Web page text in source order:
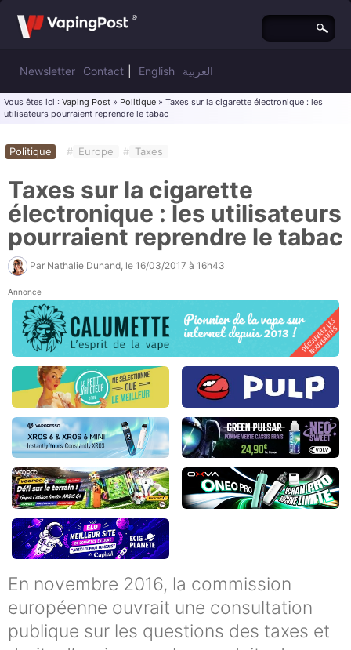
Newsletter Contact English العربية
Vous êtes ici : Vaping Post » Politique » Taxes sur la cigarette électronique : les
utilisateurs pourraient reprendre le tabac
Politique # Europe # Taxes
Taxes sur la cigarette
électronique : les utilisateurs
pourraient reprendre le tabac
Par Nathalie Dunand , le 16/03/2017 à 16h43
Annonce
En novembre 2016, la commission
européenne ouvrait une consultation
publique sur les questions des taxes et